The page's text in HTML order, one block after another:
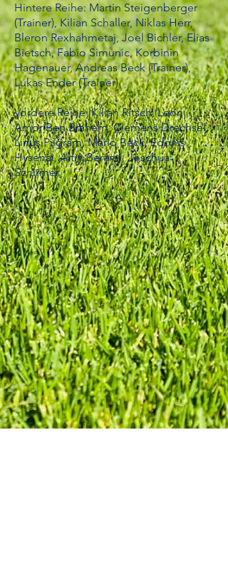
Hintere Reihe: Martin Steigenberger
(Trainer), Kilian Schaller, Niklas Herr,
Bleron Rexhahmetaj, Joel Bichler, Elias
Bietsch, Fabio Simunic, Korbinin
Hagenauer, Andreas Beck (Trainer),
Lukas Ender (Trainer)
Vordere Reihe: Kilian Ritsch, Leon
Amor Ben Brahem, Clemens Drechsel,
Linus Pilgram, Mario Beck, Edonis
Hysenai, Altin Berami, Joschua
Schirmer.